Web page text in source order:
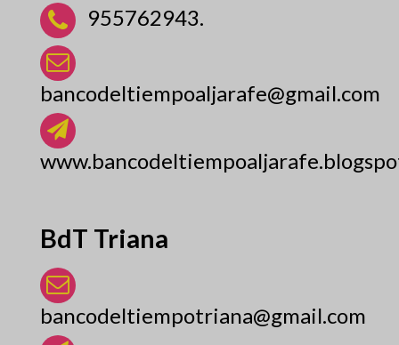
955762943.
bancodeltiempoaljarafe@gmail.com
BdT Triana
bancodeltiempotriana@gmail.com